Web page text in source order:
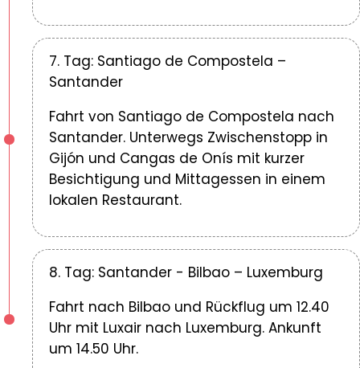
7. Tag: Santiago de Compostela –
Santander
Fahrt von Santiago de Compostela nach
Santander. Unterwegs Zwischenstopp in
Gijón und Cangas de Onís mit kurzer
Besichtigung und Mittagessen in einem
lokalen Restaurant.
8. Tag: Santander - Bilbao – Luxemburg
Fahrt nach Bilbao und Rückflug um 12.40
Uhr mit Luxair nach Luxemburg. Ankunft
um 14.50 Uhr.